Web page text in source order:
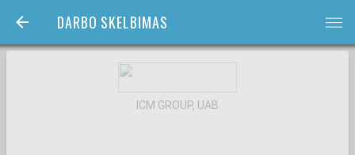
DARBO SKELBIMAS bars
ICM GROUP, UAB